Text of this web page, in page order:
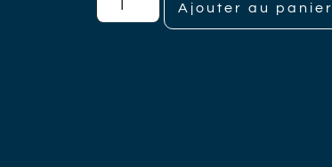
Ajouter au panier